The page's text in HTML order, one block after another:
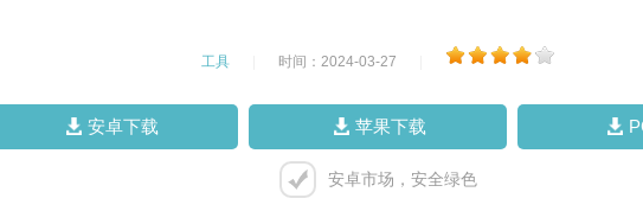
工具 时间：2024-03-27
安卓下载 苹果下载
安卓市场，安全绿色